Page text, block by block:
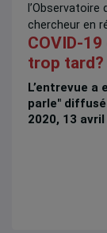
chercheur en
COVID-
trop tard?
L’entrevue a
parle"
2020, 13 avril